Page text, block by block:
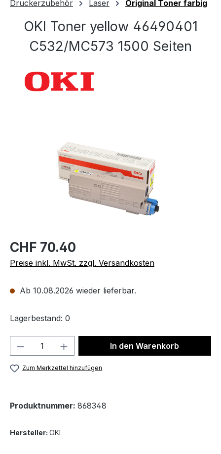
Druckerzubehör Laser Original Toner farbig
OKI Toner yellow 46490401
C532/MC573 1500 Seiten
CHF 70.40
Preise inkl. MwSt. zzgl. Versandkosten
Ab 10.08.2026 wieder lieferbar.
Lagerbestand: 0
Produkt Anzahl: Gib denIn den Warenkorb
Zum Merkzettel hinzufügen
Produktnummer: 868348
Hersteller: OKI